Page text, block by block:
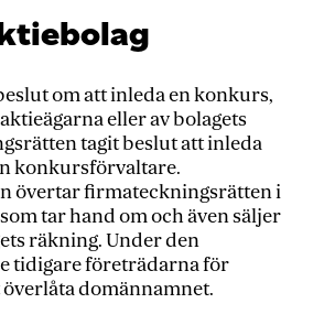
om att inleda en konkurs,
eller av bolagets
tagit beslut att inleda
konkursförvaltare.
övertar firmateckningsrätten i
tar hand om och även säljer
räkning. Under den
tidigare företrädarna för
domännamnet.